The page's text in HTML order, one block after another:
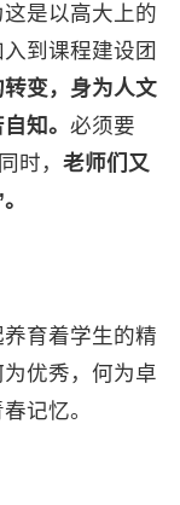
是以高大上的
到课程建设团
变，身为人文
知。 必须要
时， 老师们又
育着学生的精
优秀，何为卓
记忆。